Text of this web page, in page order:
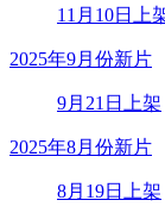
11月10日上
2025年9月份新片
9月21日上架
2025年8月份新片
8月19日上架